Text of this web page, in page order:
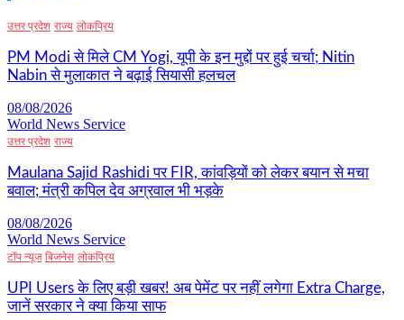
उत्तर प्रदेश राज्य लोकप्रिय
PM Modi से मिले CM Yogi, यूपी के इन मुद्दों पर हुई चर्चा; Nitin
Nabin से मुलाकात ने बढ़ाई सियासी हलचल
08/08/2026
World News Service
उत्तर प्रदेश राज्य
Maulana Sajid Rashidi पर FIR, कांवड़ियों को लेकर बयान से मचा
बवाल; मंत्री कपिल देव अग्रवाल भी भड़के
08/08/2026
World News Service
टॉप न्यूज बिजनेस लोकप्रिय
UPI Users के लिए बड़ी खबर! अब पेमेंट पर नहीं लगेगा Extra Charge,
जानें सरकार ने क्या किया साफ